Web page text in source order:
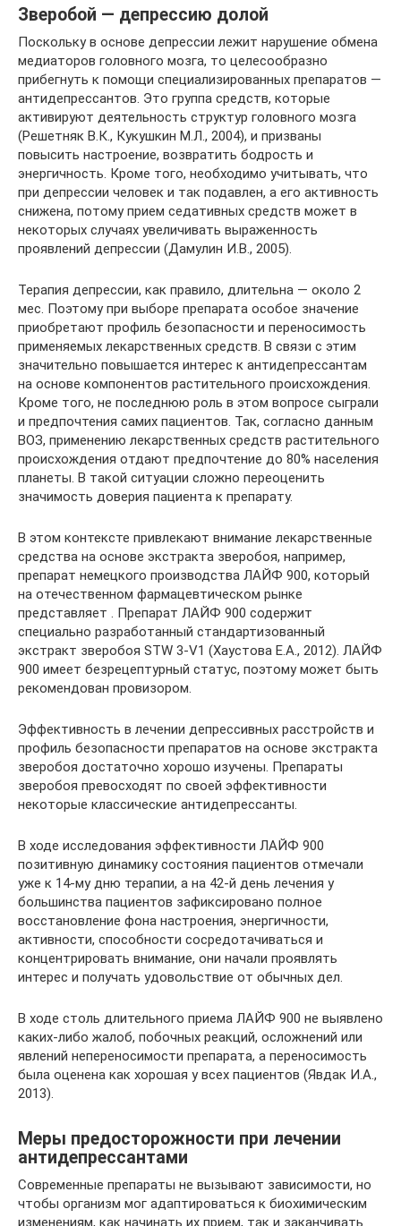
Зверобой — депрессию долой
Поскольку в основе депрессии лежит нарушение обмена
медиаторов головного мозга, то целесообразно
прибегнуть к помощи специализированных препаратов —
антидепрессантов. Это группа средств, которые
активируют деятельность структур головного мозга
(Решетняк В.К., Кукушкин М.Л., 2004), и призваны
повысить настроение, возвратить бодрость и
энергичность. Кроме того, необходимо учитывать, что
при депрессии человек и так подавлен, а его активность
снижена, потому прием седативных средств может в
некоторых случаях увеличивать выраженность
проявлений депрессии (Дамулин И.В., 2005).
Терапия депрессии, как правило, длительна — около 2
мес. Поэтому при выборе препарата особое значение
приобретают профиль безопасности и переносимость
применяемых лекарственных средств. В связи с этим
значительно повышается интерес к антидепрессантам
на основе компонентов растительного происхождения.
Кроме того, не последнюю роль в этом вопросе сыграли
и предпочтения самих пациентов. Так, согласно данным
ВОЗ, применению лекарственных средств растительного
происхождения отдают предпочтение до 80% населения
планеты. В такой ситуации сложно переоценить
значимость доверия пациента к препарату.
В этом контексте привлекают внимание лекарственные
средства на основе экстракта зверобоя, например,
препарат немецкого производства ЛАЙФ 900, который
на отечественном фармацевтическом рынке
представляет . Препарат ЛАЙФ 900 содержит
специально разработанный стандартизованный
экстракт зверобоя STW 3-V1 (Хаустова Е.А., 2012). ЛАЙФ
900 имеет безрецептурный статус, поэтому может быть
рекомендован провизором.
Эффективность в лечении депрессивных расстройств и
профиль безопасности препаратов на основе экстракта
зверобоя достаточно хорошо изучены. Препараты
зверобоя превосходят по своей эффективности
некоторые классические антидепрессанты.
В ходе исследования эффективности ЛАЙФ 900
позитивную динамику состояния пациентов отмечали
уже к 14-му дню терапии, а на 42-й день лечения у
большинства пациентов зафиксировано полное
восстановление фона настроения, энергичности,
активности, способности сосредотачиваться и
концентрировать внимание, они начали проявлять
интерес и получать удовольствие от обычных дел.
В ходе столь длительного приема ЛАЙФ 900 не выявлено
каких-либо жалоб, побочных реакций, осложнений или
явлений непереносимости препарата, а переносимость
была оценена как хорошая у всех пациентов (Явдак И.А.,
2013).
Меры предосторожности при лечении
антидепрессантами
Современные препараты не вызывают зависимости, но
чтобы организм мог адаптироваться к биохимическим
изменениям, как начинать их прием, так и заканчивать